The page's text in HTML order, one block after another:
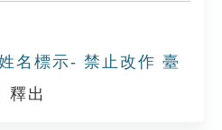
名標示- 禁止改作 臺
釋出